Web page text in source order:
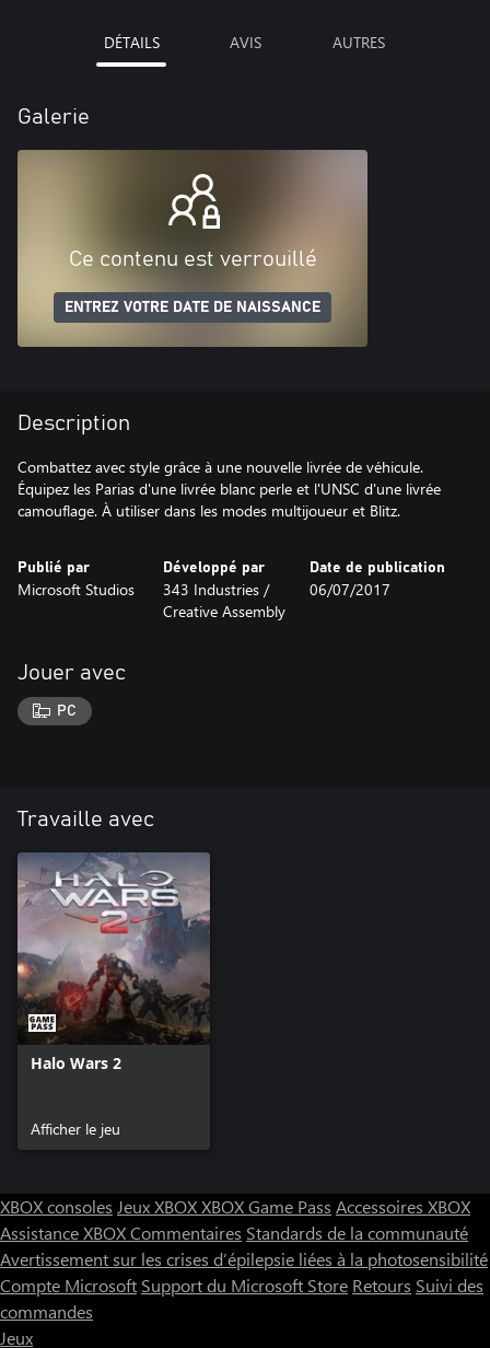
DÉTAILS AVIS AUTRES
Galerie
Ce contenu est verrouillé
ENTREZ VOTRE DATE DE NAISSANCE
Description
Combattez avec style grâce à une nouvelle livrée de véhicule.
Équipez les Parias d'une livrée blanc perle et l'UNSC d'une livrée
camouflage. À utiliser dans les modes multijoueur et Blitz.
Publié par
Microsoft Studios
Développé par
343 Industries /
Creative Assembly
Date de publication
06/07/2017
Jouer avec
PC
Travaille avec
Halo Wars 2
Afficher le jeu
XBOX consoles Jeux XBOXXBOX Game Pass Accessoires XBOX
Assistance XBOXCommentaires Standards de la communauté
Avertissement sur les crises d’épilepsie liées à la photosensibilité
Compte Microsoft Support du Microsoft Store Retours Suivi des
commandes
Jeux